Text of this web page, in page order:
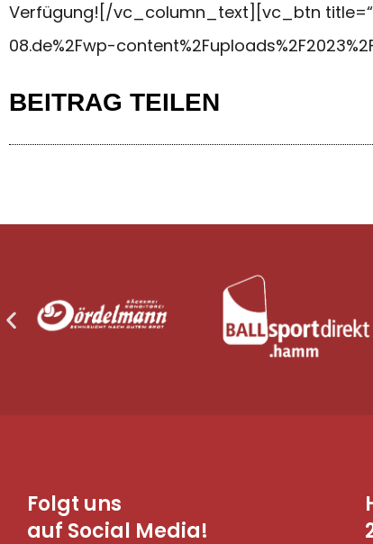
Verfügung![/vc_column_text][vc_btn
08.de%2Fwp-
BEITRAG TEILEN
Folgt uns
auf Social Media!